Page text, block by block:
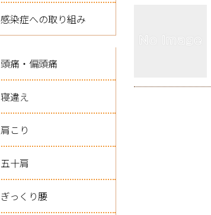
感染症への取り組み
頭痛・偏頭痛
寝違え
肩こり
五十肩
ぎっくり腰